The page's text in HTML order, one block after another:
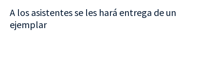
A los asistentes se les hará entrega de un
ejemplar